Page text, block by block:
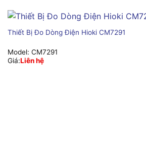
Thiết Bị Đo Dòng Điện Hioki CM7291
Model: CM7291
Giá:Liên hệ